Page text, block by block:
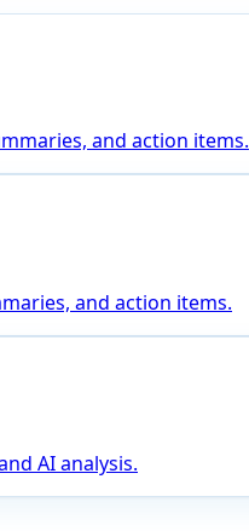
and action items.
and action items.
AI analysis.